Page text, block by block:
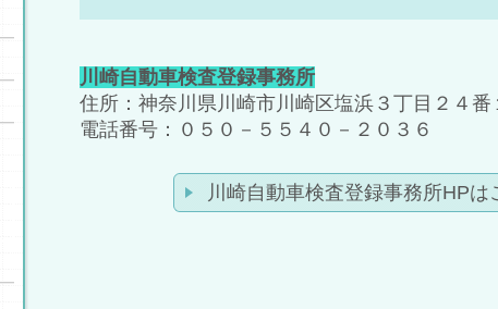
川崎自動車検査登録事務所
住所：神奈川県川崎市川崎区塩浜３丁目２４番
電話番号：０５０－５５４０－２０３６
川崎自動車検査登録事務所HPは